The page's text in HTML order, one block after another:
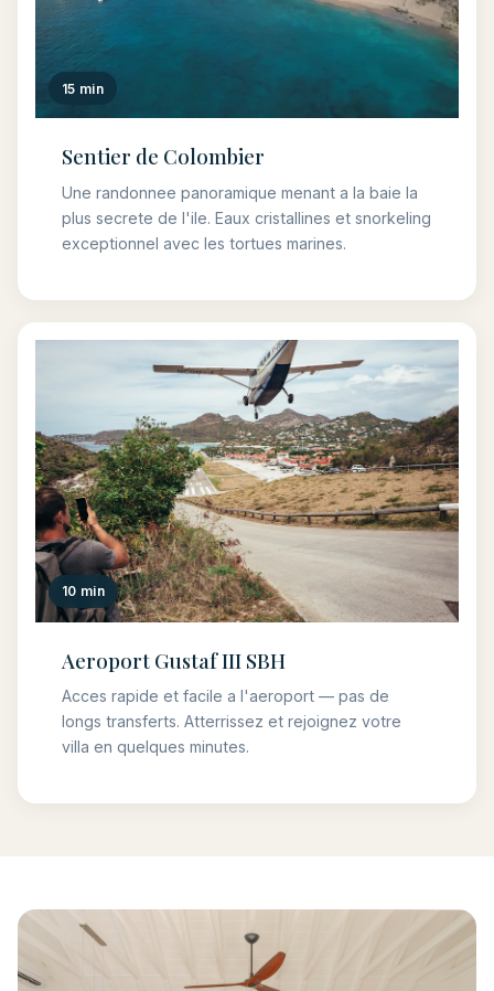
15 min
Sentier de Colombier
Une randonnee panoramique menant a la baie la
plus secrete de l'ile. Eaux cristallines et snorkeling
exceptionnel avec les tortues marines.
10 min
Aeroport Gustaf III SBH
Acces rapide et facile a l'aeroport — pas de
longs transferts. Atterrissez et rejoignez votre
villa en quelques minutes.